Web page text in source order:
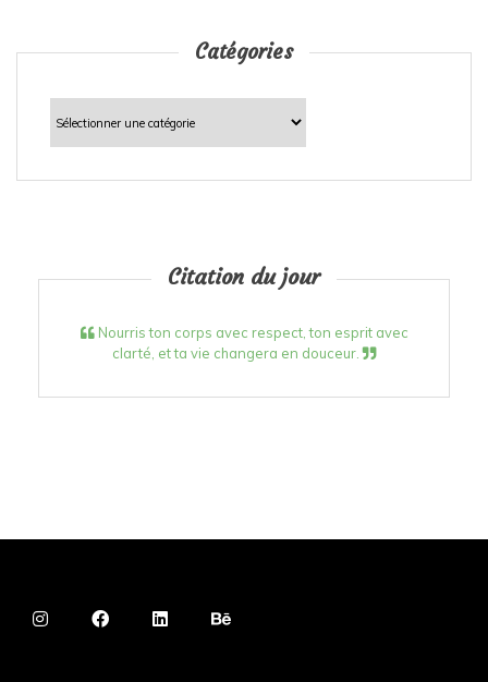
Catégories
Catégories
Citation du jour
Nourris ton corps avec respect, ton esprit avec
clarté, et ta vie changera en douceur.